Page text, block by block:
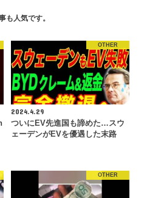
も人気です。
OTHER
2024.4.29
ついにEV先進国も諦めた…スウ
ェーデンがEVを優遇した末路
OTHER